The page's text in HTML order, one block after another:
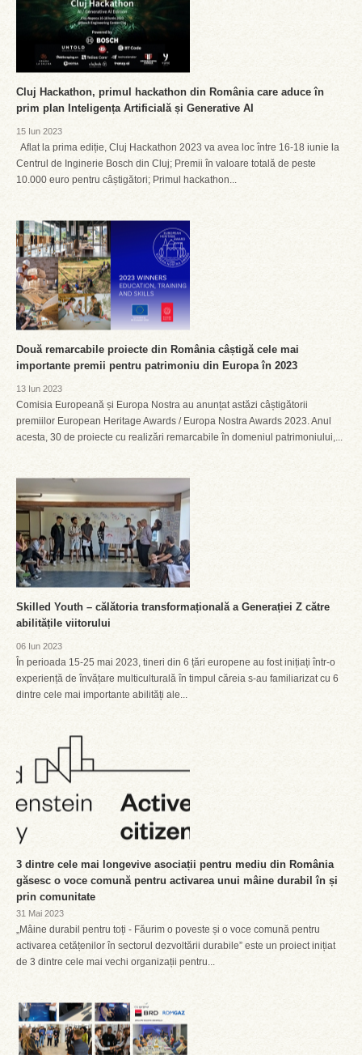
Cluj Hackathon, primul hackathon din România care aduce în
prim plan Inteligența Artificială și Generative AI
15 Iun 2023
Aflat la prima ediție, Cluj Hackathon 2023 va avea loc între 16-18 iunie la
Centrul de Inginerie Bosch din Cluj; Premii în valoare totală de peste
10.000 euro pentru câștigători; Primul hackathon...
Două remarcabile proiecte din România câștigă cele mai
importante premii pentru patrimoniu din Europa în 2023
13 Iun 2023
Comisia Europeană și Europa Nostra au anunțat astăzi câștigătorii
premiilor European Heritage Awards / Europa Nostra Awards 2023. Anul
acesta, 30 de proiecte cu realizări remarcabile în domeniul patrimoniului,...
Skilled Youth – călătoria transformațională a Generației Z către
abilitățile viitorului
06 Iun 2023
În perioada 15-25 mai 2023, tineri din 6 țări europene au fost inițiați într-o
experiență de învățare multiculturală în timpul căreia s-au familiarizat cu 6
dintre cele mai importante abilități ale...
3 dintre cele mai longevive asociații pentru mediu din România
găsesc o voce comună pentru activarea unui mâine durabil în și
prin comunitate
31 Mai 2023
„Mâine durabil pentru toți - Făurim o poveste și o voce comună pentru
activarea cetățenilor în sectorul dezvoltării durabile” este un proiect inițiat
de 3 dintre cele mai vechi organizații pentru...